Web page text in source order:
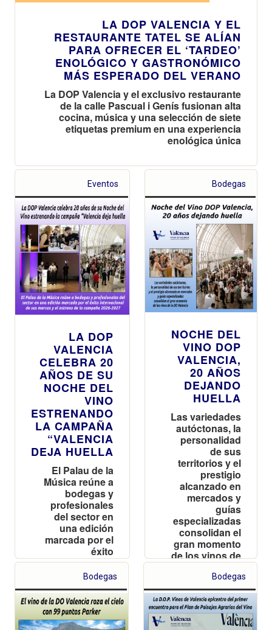
LA DOP VALENCIA Y EL
RESTAURANTE TATEL SE ALÍAN
PARA OFRECER EL ‘TARDEO’
ENOLÓGICO Y GASTRONÓMICO
MÁS ESPERADO DEL VERANO
La DOP Valencia y el exclusivo restaurante
de la calle Pascual i Genís fusionan alta
cocina, música y una selección de siete
etiquetas premium en una experiencia
enológica única
Eventos
LA DOP
VALENCIA
CELEBRA 20
AÑOS DE SU
NOCHE DEL
VINO
ESTRENANDO
LA CAMPAÑA
“VALENCIA
DEJA HUELLA
El Palau de la
Música reúne a
bodegas y
profesionales
del sector en
una edición
marcada por el
éxito
internacional de
sus marcas y el
estreno de la
campaña 2026-
2027
Bodegas
NOCHE DEL
VINO DOP
VALENCIA,
20 AÑOS
DEJANDO
HUELLA
Las variedades
autóctonas, la
personalidad
de sus
territorios y el
prestigio
alcanzado en
mercados y
guías
especializadas
consolidan el
gran momento
de los vinos de
la DO Valencia
Bodegas Bodegas